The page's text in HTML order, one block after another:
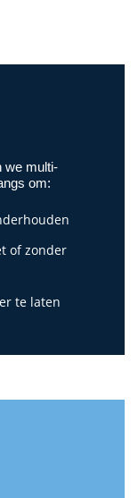
we multi-
om:
of zonder
te laten